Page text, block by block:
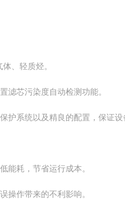
、轻质烃。
滤芯污染度自动检测功能。
护系统以及精良的配置，保证设
能耗，节省运行成本。
操作带来的不利影响。